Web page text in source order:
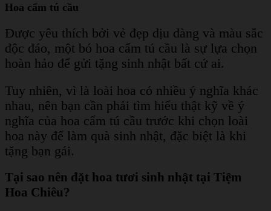
Hoa cẩm tú cầu
Được yêu thích bởi vẻ đẹp dịu dàng và màu sắc
độc đáo, một bó hoa cẩm tú cầu là sự lựa chọn
hoàn hảo để gửi tặng sinh nhật bất cứ ai.
Tuy nhiên, vì là loài hoa có nhiều ý nghĩa khác
nhau, nên bạn cần phải tìm hiểu thật kỹ về ý
nghĩa của hoa cẩm tú cầu trước khi chọn loài
hoa này để làm quà sinh nhật, đặc biệt là khi
tặng bạn gái.
Tại sao nên đặt hoa tươi sinh nhật tại Tiệm
Hoa Chiêu?